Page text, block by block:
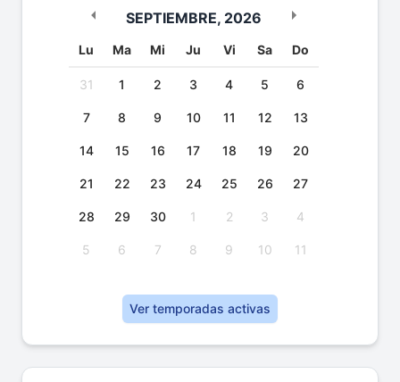
SEPTIEMBRE, 2026
Lu Ma Mi Ju Vi Sa Do
31 1 2 3 4 5 6
7 8 9 10 11 12 13
14 15 16 17 18 19 20
21 22 23 24 25 26 27
28 29 30 1 2 3 4
5 6 7 8 9 10 11
Ver temporadas activas